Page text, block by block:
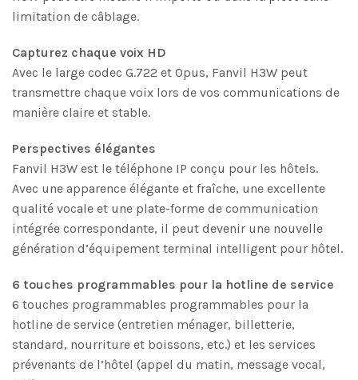
limitation de câblage.
Capturez chaque voix HD
Avec le large codec G.722 et Opus, Fanvil H3W peut
transmettre chaque voix lors de vos communications de
manière claire et stable.
Perspectives élégantes
Fanvil H3W est le téléphone IP conçu pour les hôtels.
Avec une apparence élégante et fraîche, une excellente
qualité vocale et une plate-forme de communication
intégrée correspondante, il peut devenir une nouvelle
génération d’équipement terminal intelligent pour hôtel.
6 touches programmables pour la hotline de service
6 touches programmables programmables pour la
hotline de service (entretien ménager, billetterie,
standard, nourriture et boissons, etc.) et les services
prévenants de l’hôtel (appel du matin, message vocal,